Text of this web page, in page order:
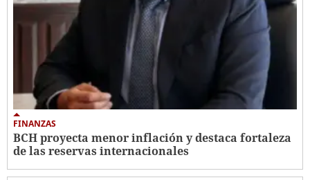
FINANZAS
BCH proyecta menor inflación y destaca fortaleza
de las reservas internacionales